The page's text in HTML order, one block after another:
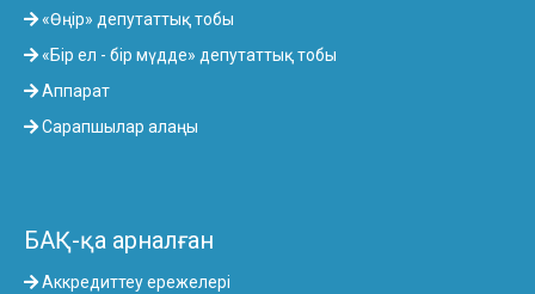
«Өңір» депутаттық тобы
«Бір ел - бір мүдде» депутаттық тобы
Аппарат
Сарапшылар алаңы
БАҚ-қа арналған
Аккредиттеу ережелері